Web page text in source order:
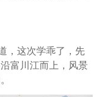
，这次学乖了，先
富川江而上，风景